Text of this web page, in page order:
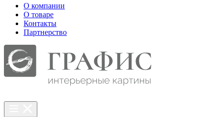
О компании
О товаре
Контакты
Партнерcтво